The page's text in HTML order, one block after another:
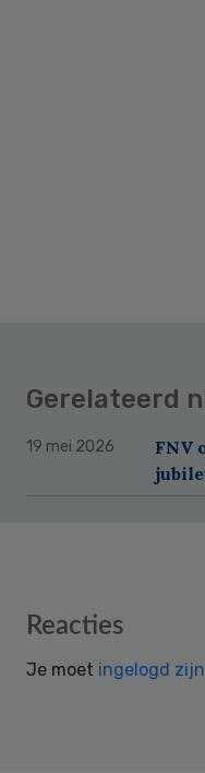
Gerelateerd
19 mei 2026
FNV
Reader
Reacties
Je moet ingelogd